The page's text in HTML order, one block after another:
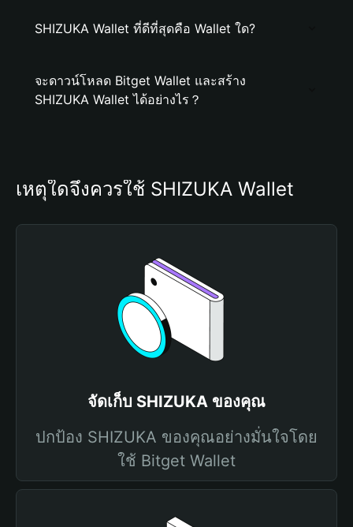
SHIZUKA Wallet ที่ดีที่สุดคือ Wallet ใด?
จะดาวน์โหลด Bitget Wallet และสร้าง
SHIZUKA Wallet ได้อย่างไร？
เหตุใดจึงควรใช้ SHIZUKA Wallet
จัดเก็บ SHIZUKA ของคุณ
ปกป้อง SHIZUKA ของคุณอย่างมั่นใจโดย
ใช้ Bitget Wallet